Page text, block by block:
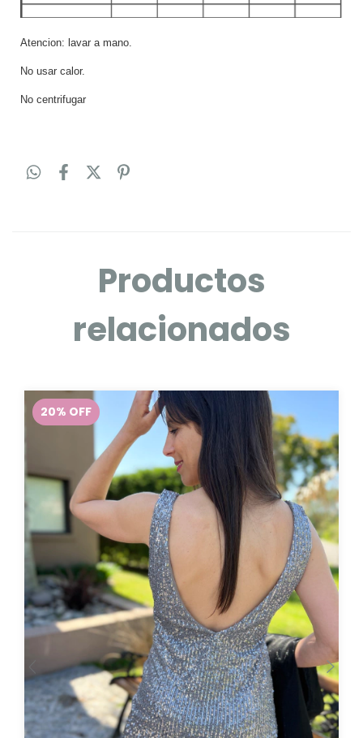
Atencion: lavar a mano.
No usar calor.
No centrifugar
Productos
relacionados
20% OFF